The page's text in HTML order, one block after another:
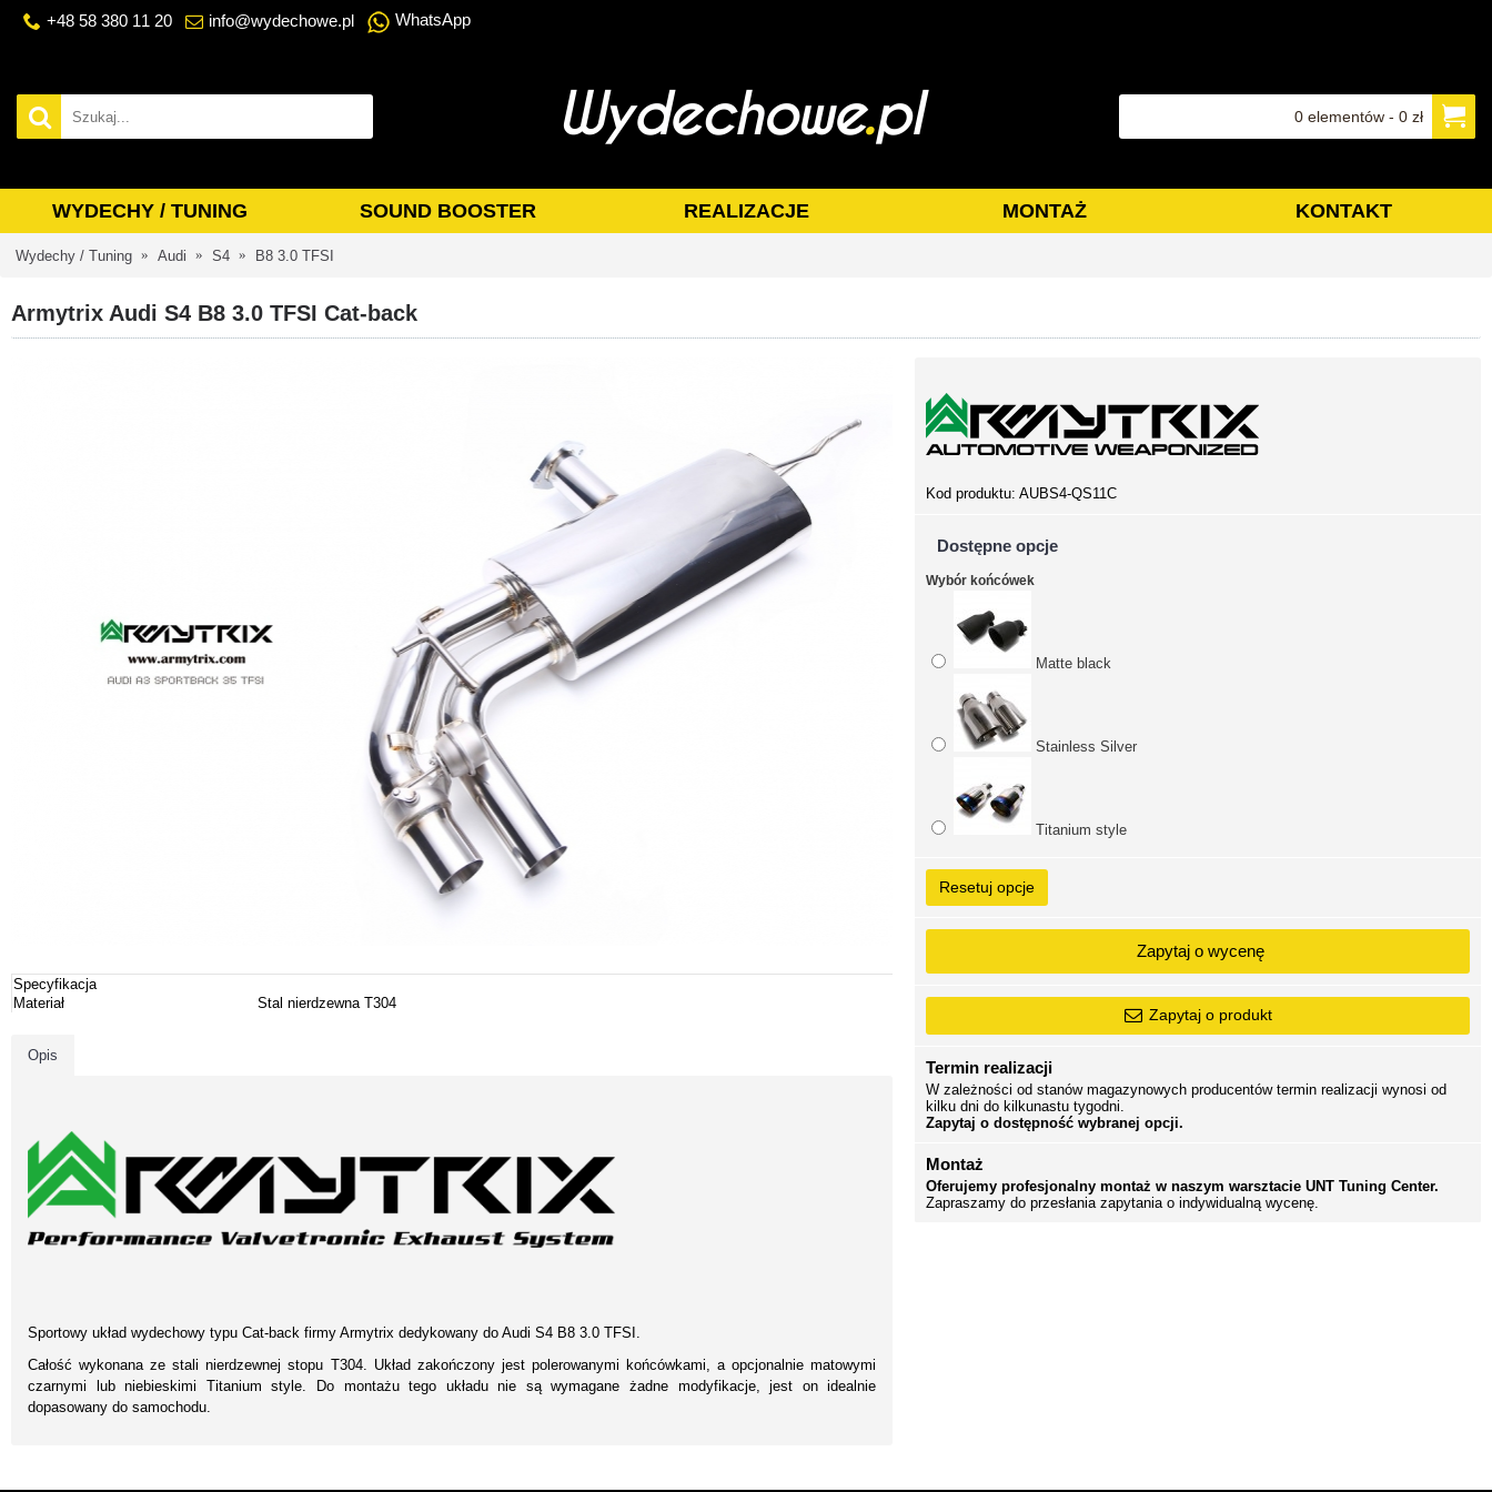
+48 58 380 11 20 info@wydechowe.pl WhatsApp
0 elementów - 0 zł
WYDECHY / TUNING SOUND BOOSTER REALIZACJE MONTAŻ KONTAKT
Wydechy / Tuning Audi S4 B8 3.0 TFSI
Armytrix Audi S4 B8 3.0 TFSI Cat-back
Specyfikacja
Materiał
Stal nierdzewna T304
Opis
Sportowy układ wydechowy typu Cat-back firmy Armytrix dedykowany do Audi S4 B8 3.0 TFSI.
Całość wykonana ze stali nierdzewnej stopu T304. Układ zakończony jest polerowanymi końcówkami, a opcjonalnie matowymi
czarnymi lub niebieskimi Titanium style. Do montażu tego układu nie są wymagane żadne modyfikacje, jest on idealnie
dopasowany do samochodu.
Kod produktu:AUBS4-QS11C
Dostępne opcje
Wybór końcówek
Matte black
Stainless Silver
Titanium style
Resetuj opcje
Zapytaj o wycenę
Zapytaj o produkt
Termin realizacji
W zależności od stanów magazynowych producentów termin realizacji wynosi od
kilku dni do kilkunastu tygodni.
Zapytaj o dostępność wybranej opcji.
Montaż
Oferujemy profesjonalny montaż w naszym warsztacie UNT Tuning Center.
Zapraszamy do przesłania zapytania o indywidualną wycenę.